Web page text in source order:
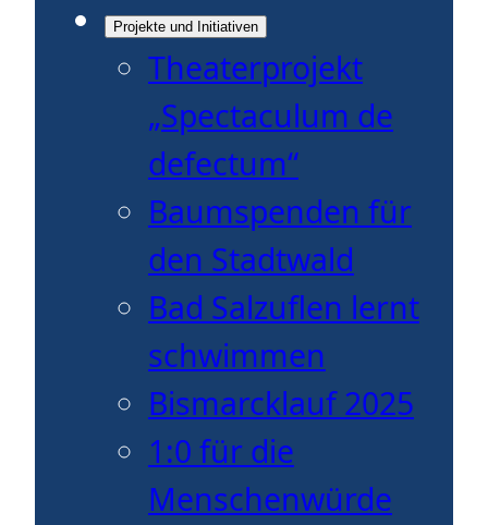
Projekte und Initiativen
Theaterprojekt
„Spectaculum de
defectum“
Baumspenden für
den Stadtwald
Bad Salzuflen lernt
schwimmen
Bismarcklauf 2025
1:0 für die
Menschenwürde